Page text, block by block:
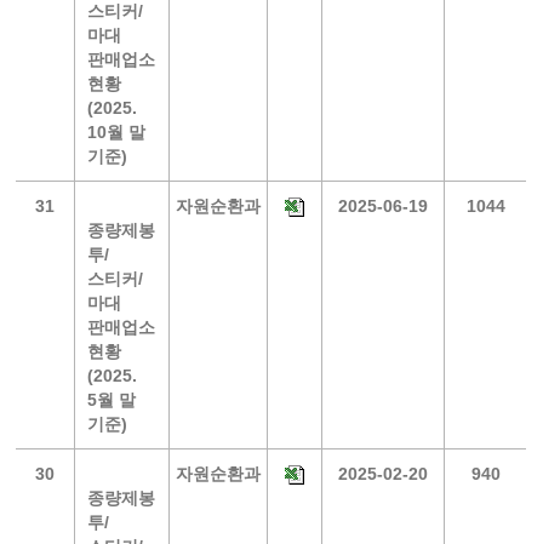
스티커/
마대
판매업소
현황
(2025.
10월 말
기준)
31
종량제봉
투/
스티커/
마대
판매업소
현황
(2025.
5월 말
기준)
자원순환과 2025-06-19 1044
30
종량제봉
투/
자원순환과 2025-02-20 940